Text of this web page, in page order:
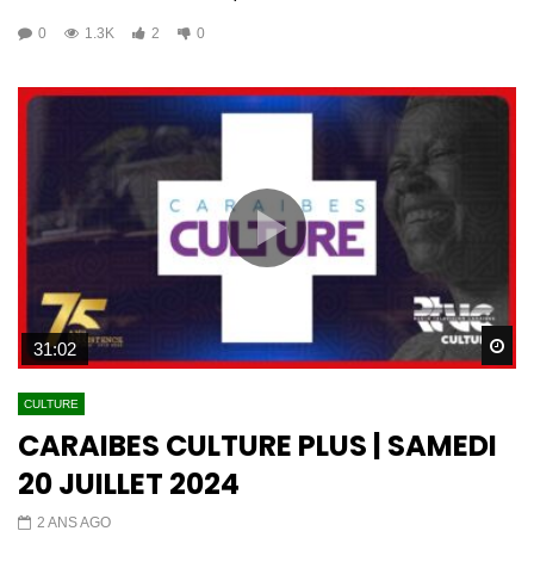
0 1.3K 2 0
31:02
CULTURE
CARAIBES CULTURE PLUS | SAMEDI
20 JUILLET 2024
2 ANS AGO